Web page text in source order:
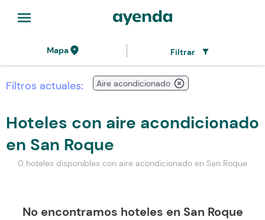
menu
Mapalocation_on Filtrar filter_alt
Filtros actuales: Aire acondicionado highlight_off
Hoteles con aire acondicionado
en San Roque
0 hoteles disponibles con aire acondicionado en San Roque
No encontramos hoteles en San Roque